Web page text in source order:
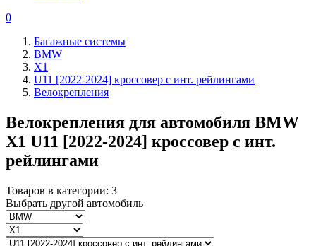
0
Багажные системы
BMW
X1
U11 [2022-2024] кроссовер с инт. рейлингами
Велокрепления
Велокрепления для автомобиля BMW
X1 U11 [2022-2024] кроссовер с инт.
рейлингами
Товаров в категории: 3
Выбрать другой автомобиль